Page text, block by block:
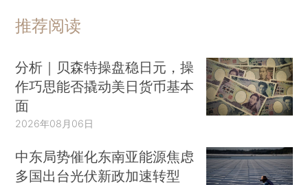
推荐阅读
分析｜贝森特操盘稳日元，操
作巧思能否撬动美日货币基本
面
2026年08月06日
中东局势催化东南亚能源焦虑
多国出台光伏新政加速转型